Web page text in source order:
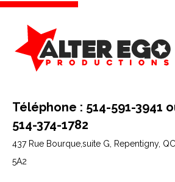
Téléphone : 514-591-3941
514-374-1782
437 Rue Bourque,suite G, Repentigny,
5A2